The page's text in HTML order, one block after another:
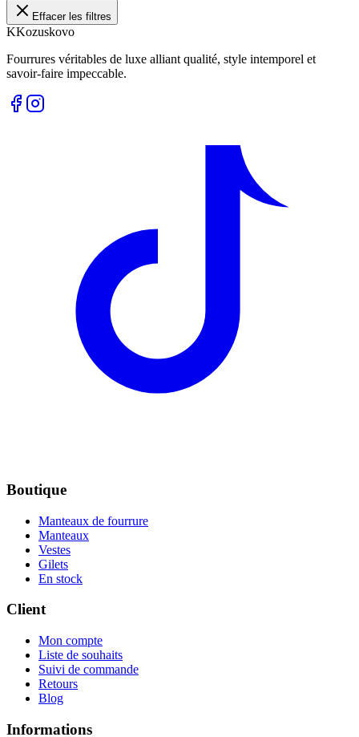
Effacer les filtres
KKozuskovo
Fourrures véritables de luxe alliant qualité, style intemporel et
savoir-faire impeccable.
Boutique
Manteaux de fourrure
Manteaux
Vestes
Gilets
En stock
Client
Mon compte
Liste de souhaits
Suivi de commande
Retours
Blog
Informations